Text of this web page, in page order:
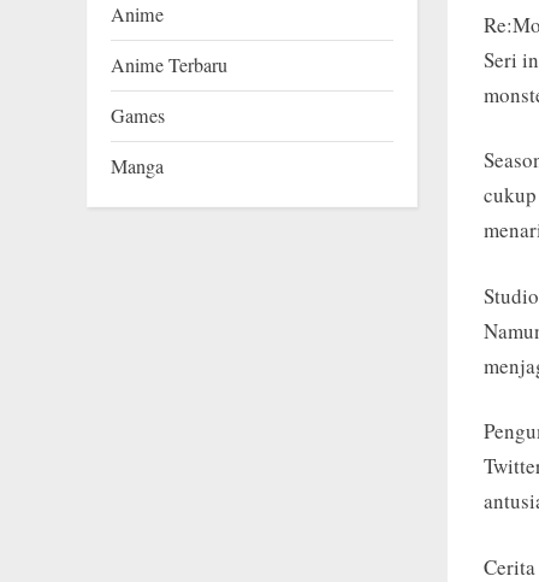
Seri
Anime
Anime Terbaru
Games
Manga